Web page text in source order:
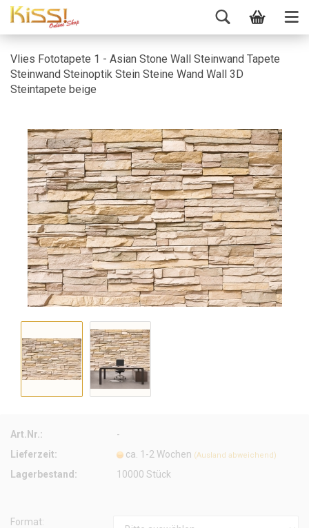
Vlies Fototapete 1 - Asian Stone Wall Steinwand Tapete
Steinwand Steinoptik Stein Steine Wand Wall 3D
Steintapete beige
Art.Nr.:
-
Lieferzeit:
ca. 1-2 Wochen (Ausland abweichend)
Lagerbestand: 10000Stück
Format: